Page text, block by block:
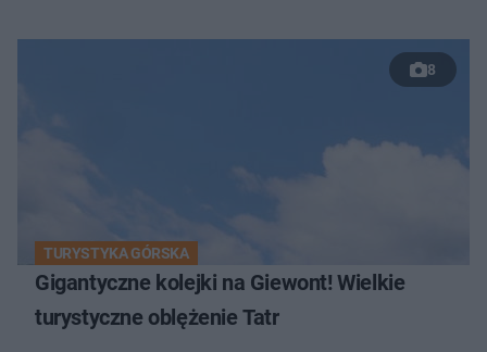
8
TURYSTYKA GÓRSKA
Gigantyczne kolejki na Giewont! Wielkie
turystyczne oblężenie Tatr